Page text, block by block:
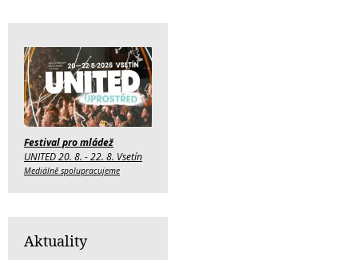
Festival pro mládež
UNITED 20. 8. - 22. 8. Vsetín
Mediálně spolupracujeme
Aktuality